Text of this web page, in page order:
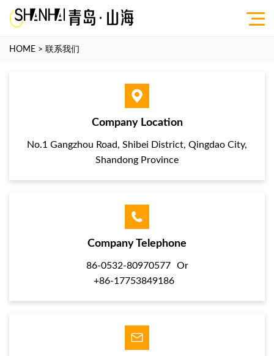
HOME > 联系我们
Company Location
No.1 Gangzhou Road, Shibei District, Qingdao City,
Shandong Province
Company Telephone
86-0532-80970577
Or
+86-17753849186